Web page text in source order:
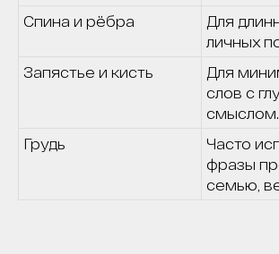
Спина и рёбра
Для
личных
Запястье и кисть
Для
слов с
смыслом.
Грудь
Часто
фразы
семью,